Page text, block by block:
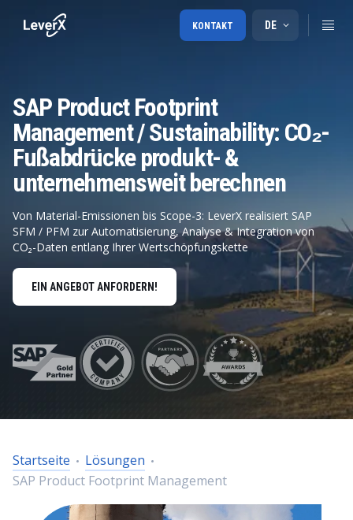
DE
KONTAKT
SAP Product Footprint
Management / Sustainability: CO₂-
Fußabdrücke produkt- &
unternehmensweit berechnen
Von Material-Emissionen bis Scope-3: LeverX realisiert SAP
SFM / PFM zur Automatisierung, Analyse & Integration von
CO₂-Daten entlang Ihrer Wertschöpfungskette
EIN ANGEBOT ANFORDERN!
Startseite
Lösungen
SAP Product Footprint Management